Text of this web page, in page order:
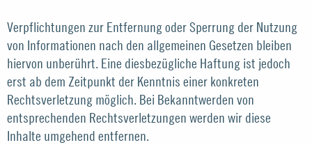
Verpflichtungen zur Entfernung oder Sperrung der Nutzung
von Informationen nach den allgemeinen Gesetzen bleiben
hiervon unberührt. Eine diesbezügliche Haftung ist jedoch
erst ab dem Zeitpunkt der Kenntnis einer konkreten
Rechtsverletzung möglich. Bei Bekanntwerden von
entsprechenden Rechtsverletzungen werden wir diese
Inhalte umgehend entfernen.